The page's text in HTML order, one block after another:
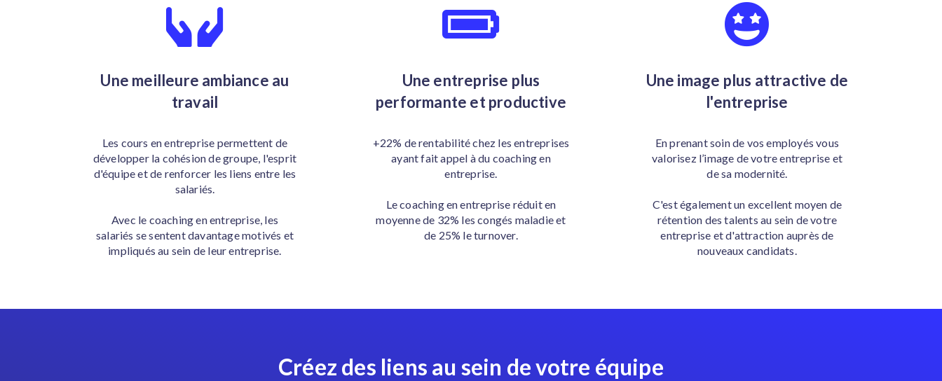
Une meilleure ambiance au
travail
Les cours en entreprise permettent de
développer la cohésion de groupe, l'esprit
d'équipe et de renforcer les liens entre les
salariés.
Avec le coaching en entreprise, les
salariés se sentent davantage motivés et
impliqués au sein de leur entreprise.
Une entreprise plus
performante et productive
+22% de rentabilité chez les entreprises
ayant fait appel à du coaching en
entreprise.
Le coaching en entreprise réduit en
moyenne de 32% les congés maladie et
de 25% le turnover.
Une image plus attractive de
l'entreprise
En prenant soin de vos employés vous
valorisez l’image de votre entreprise et
de sa modernité.
C'est également un excellent moyen de
rétention des talents au sein de votre
entreprise et d'attraction auprès de
nouveaux candidats.
Créez des liens au sein de votre équipe